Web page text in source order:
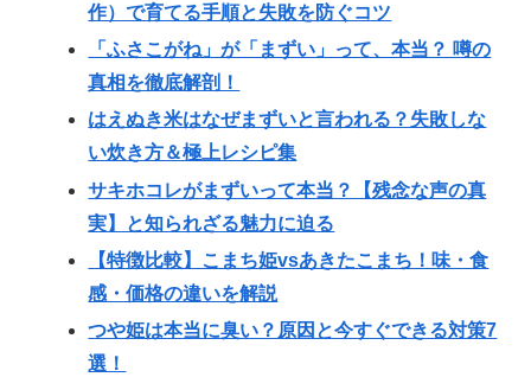
作）で育てる手順と失敗を防ぐコツ
「ふさこがね」が「まずい」って、本当？ 噂の
真相を徹底解剖！
はえぬき米はなぜまずいと言われる？失敗しな
い炊き方＆極上レシピ集
サキホコレがまずいって本当？【残念な声の真
実】と知られざる魅力に迫る
【特徴比較】こまち姫vsあきたこまち！味・食
感・価格の違いを解説
つや姫は本当に臭い？原因と今すぐできる対策7
選！